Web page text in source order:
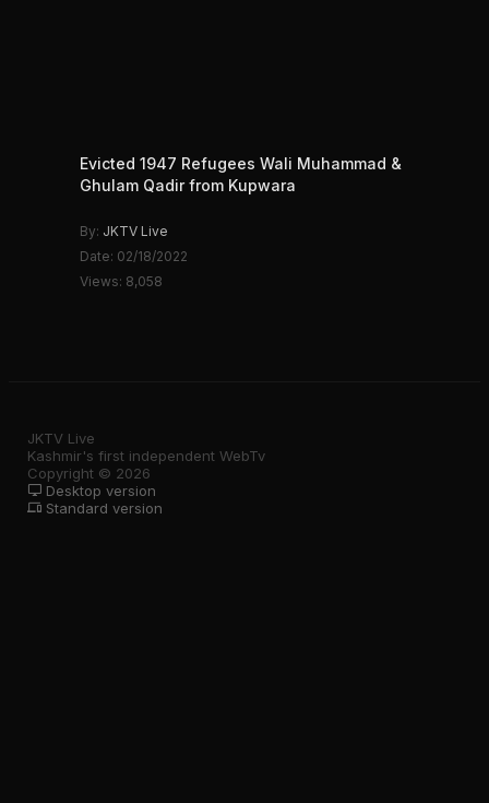
Evicted 1947 Refugees Wali Muhammad &
Ghulam Qadir from Kupwara
By: JKTV Live
Date: 02/18/2022
Views: 8,058
JKTV Live
Kashmir's first independent WebTv
Copyright © 2026
Desktop version
Standard version